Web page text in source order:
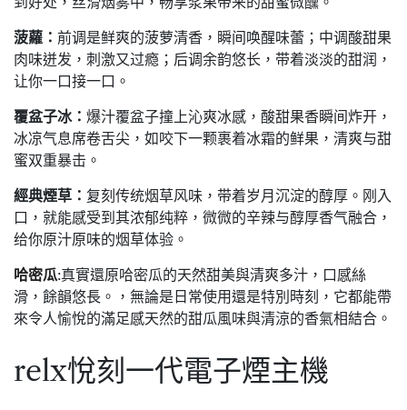
菠蘿： 前调是鲜爽的菠萝清香，瞬间唤醒味蕾；中调酸甜果
肉味迸发，刺激又过瘾；后调余韵悠长，带着淡淡的甜润，
让你一口接一口。
覆盆子冰： 爆汁覆盆子撞上沁爽冰感，酸甜果香瞬间炸开，
冰凉气息席卷舌尖，如咬下一颗裹着冰霜的鲜果，清爽与甜
蜜双重暴击。
經典煙草： 复刻传统烟草风味，带着岁月沉淀的醇厚。刚入
口，就能感受到其浓郁纯粹，微微的辛辣与醇厚香气融合，
给你原汁原味的烟草体验。
哈密瓜:真實還原哈密瓜的天然甜美與清爽多汁，口感絲
滑，餘韻悠長。，無論是日常使用還是特別時刻，它都能帶
來令人愉悅的滿足感天然的甜瓜風味與清涼的香氣相結合。
relx悅刻一代電子煙主機